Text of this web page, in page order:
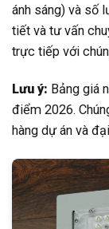
ánh sáng) và số
tiết và tư vấn
trực tiếp với
Lưu ý: Bảng giá
điểm 2026.
hàng dự án và